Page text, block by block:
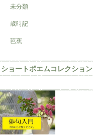
未分類
歳時記
芭蕉
ショートポエムコレクション